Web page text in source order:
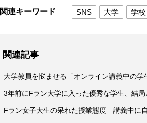
関連キーワード SNS 大学 学校
関連記事
大学教員を悩ませる「オンライン講義中の学
3年前にFラン大学に入った優秀な学生、結局
Fラン女子大生の呆れた授業態度 講義中に